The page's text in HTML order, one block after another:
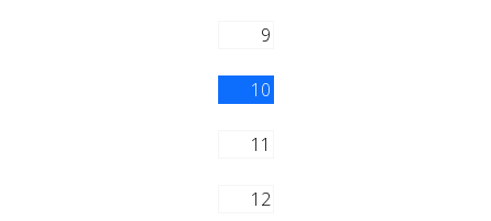
9
10
11
12